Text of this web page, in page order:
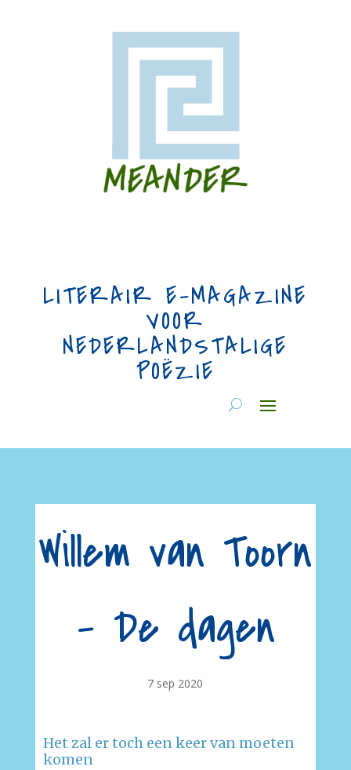
LITERAIR E-MAGAZINE
VOOR
NEDERLANDSTALIGE
POËZIE
Willem van Toorn
– De dagen
7 sep 2020
Het zal er toch een keer van moeten
komen